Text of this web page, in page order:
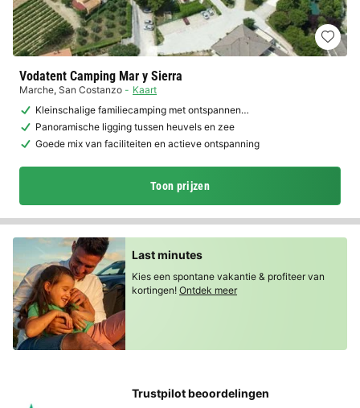
Vodatent Camping Mar y Sierra
Marche, San Costanzo
Kaart
Kleinschalige familiecamping met ontspannen…
Panoramische ligging tussen heuvels en zee
Goede mix van faciliteiten en actieve ontspanning
Toon prijzen
Last minutes
Kies een spontane vakantie & profiteer van
kortingen! Ontdek meer
Trustpilot beoordelingen